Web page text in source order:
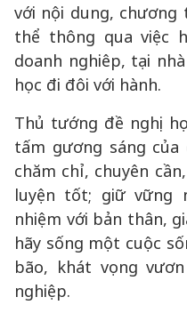
với nội dung,
thể thông qua việc
doanh nghiêp, tại
học đi đôi với hành.
Thủ tướng đề nghị
tấm gương sáng
chăm chỉ, chuyên
luyện tốt; giữ vững
nhiệm với bản thân,
hãy sống một cuộc
bão, khát vọng
nghiệp.